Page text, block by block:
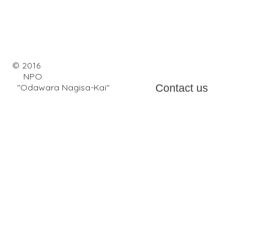
© 2016
NPO
"Odawara Nagisa-Kai"
Contact us